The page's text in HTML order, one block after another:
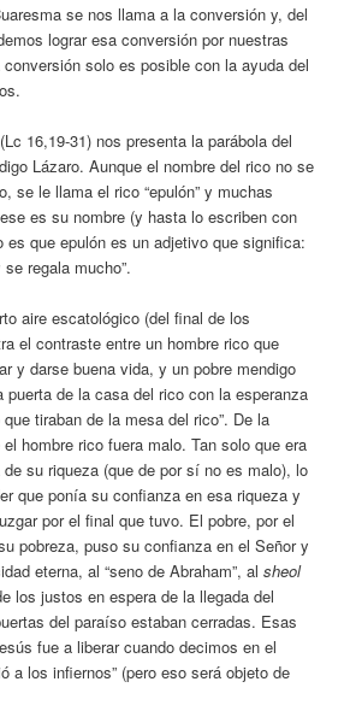
se nos llama a la conversión y, del
lograr esa conversión por nuestras
solo es posible con la ayuda del
16,19-31) nos presenta la parábola del
Lázaro. Aunque el nombre del rico no se
se le llama el rico “epulón” y muchas
es su nombre (y hasta lo escriben con
es que epulón es un adjetivo que significa:
regala mucho”.
aire escatológico (del final de los
el contraste entre un hombre rico que
y darse buena vida, y un pobre mendigo
puerta de la casa del rico con la esperanza
tiraban de la mesa del rico”. De la
hombre rico fuera malo. Tan solo que era
su riqueza (que de por sí no es malo), lo
que ponía su confianza en esa riqueza y
por el final que tuvo. El pobre, por el
pobreza, puso su confianza en el Señor y
eterna, al “seno de Abraham”, alsheol
los justos en espera de la llegada del
del paraíso estaban cerradas. Esas
fue a liberar cuando decimos en el
a los infiernos” (pero eso será objeto de